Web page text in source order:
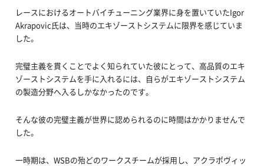
レースにおけるオートバイチューニング業界に身を置いていたIgor
Akrapovic氏は、当時のエキゾーストシステムに限界を感じていま
した。
完璧主義を貫くことでよく知られていた彼にとって、高品質のエキ
ゾーストシステムを手に入れるには、自らがエキゾーストシステム
の製造分野へ入るしかなかったのです。
そんな彼の完璧主義が世界に認められるのに時間はかかりませんで
した。
一時期は、WSBの殆どのワークスチームが採用し、アクラポヴィッ